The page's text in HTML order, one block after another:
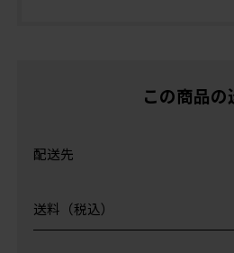
この商品の
配送先
送料（税込）